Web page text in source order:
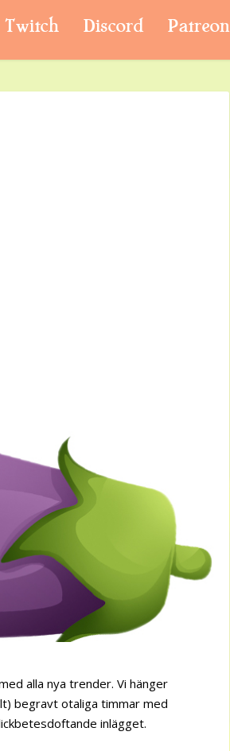
Twitch Discord Patreon
alla nya trender. Vi hänger
begravt otaliga timmar med
inlägget.